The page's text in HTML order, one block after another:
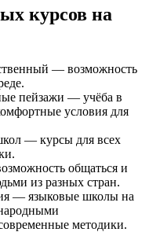
курсов на
— возможность
пейзажи — учёба в
условия для
— курсы для всех
общаться и
из разных стран.
— языковые школы на
методики.